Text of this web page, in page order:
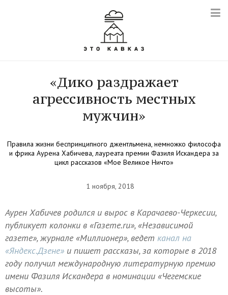
«Дико раздражает
агрессивность местных
мужчин»
Правила жизни беспринципного джентльмена, немножко философа
и фрика Аурена Хабичева, лауреата премии Фазиля Искандера за
цикл рассказов «Мое Великое Ничто»
1 ноября, 2018
Аурен Хабичев родился и вырос в Карачаево-Черкесии,
публикует колонки в «Газете.ru», «Независимой
газете», журнале «Миллионер», ведет канал на
«Яндекс.Дзене» и пишет рассказы, за которые в 2018
году получил международную литературную премию
имени Фазиля Искандера в номинации «Чегемские
высоты».